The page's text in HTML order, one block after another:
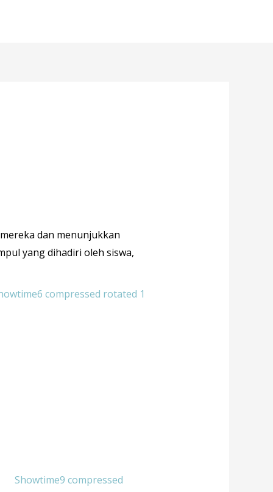
dan menunjukkan
yang dihadiri oleh siswa,